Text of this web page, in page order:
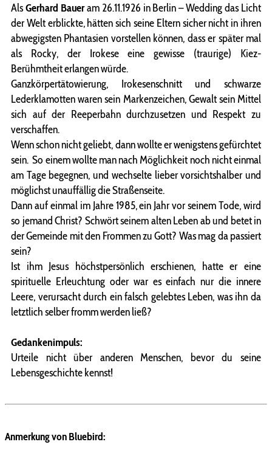
AlsGerhard Baueram 26.11.1926 in Berlin – Wedding das Licht
der Welt erblickte, hätten sich seine Eltern sicher nicht in ihren
abwegigsten Phantasien vorstellen können, dass er später mal
als Rocky, der Irokeseeine gewisse (traurige) Kiez-
Berühmtheit erlangen würde.
Ganzkörpertätowierung, Irokesenschnitt und schwarze
Lederklamotten waren sein Markenzeichen, Gewalt sein Mittel
sich auf der Reeperbahn durchzusetzen und Respekt zu
verschaffen.
Wenn schon nicht geliebt, dann wollte er wenigstens gefürchtet
sein. So einem wollte man nach Möglichkeit noch nicht einmal
am Tage begegnen, und wechselte lieber vorsichtshalber und
möglichst unauffällig die Straßenseite.
Dann auf einmal im Jahre 1985, ein Jahr vor seinem Tode, wird
so jemand Christ? Schwört seinem alten Leben ab und betet in
der Gemeinde mit den Frommen zu Gott? Was mag da passiert
sein?
Ist ihm Jesus höchstpersönlich erschienen, hatte er eine
spirituelle Erleuchtung oder war es einfach nur die innere
Leere, verursacht durch ein falsch gelebtes Leben, was ihn da
letztlich selber fromm werden ließ?
Gedankenimpuls:
Urteile nicht über anderen Menschen, bevor du seine
Lebensgeschichte kennst!
Anmerkung von Bluebird: